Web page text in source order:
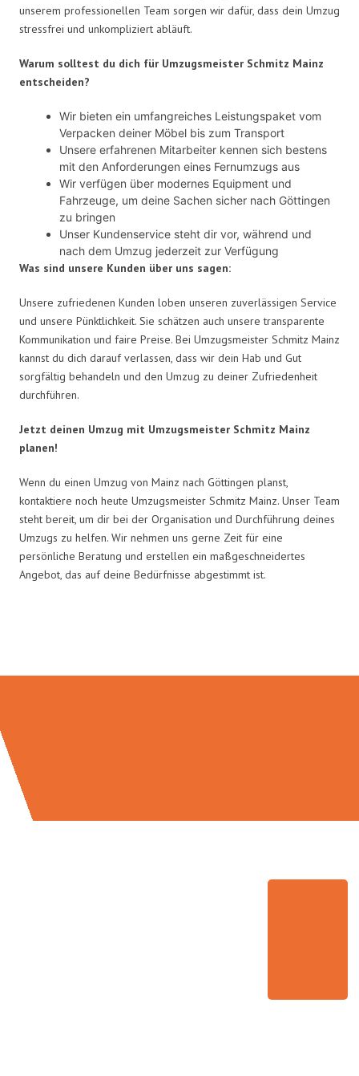
unserem professionellen Team sorgen wir dafür, dass dein Umzug
stressfrei und unkompliziert abläuft.
Warum solltest du dich für Umzugsmeister Schmitz Mainz
entscheiden?
Wir bieten ein umfangreiches Leistungspaket vom
Verpacken deiner Möbel bis zum Transport
Unsere erfahrenen Mitarbeiter kennen sich bestens
mit den Anforderungen eines Fernumzugs aus
Wir verfügen über modernes Equipment und
Fahrzeuge, um deine Sachen sicher nach Göttingen
zu bringen
Unser Kundenservice steht dir vor, während und
nach dem Umzug jederzeit zur Verfügung
Was sind unsere Kunden über uns sagen:
Unsere zufriedenen Kunden loben unseren zuverlässigen Service
und unsere Pünktlichkeit. Sie schätzen auch unsere transparente
Kommunikation und faire Preise. Bei Umzugsmeister Schmitz Mainz
kannst du dich darauf verlassen, dass wir dein Hab und Gut
sorgfältig behandeln und den Umzug zu deiner Zufriedenheit
durchführen.
Jetzt deinen Umzug mit Umzugsmeister Schmitz Mainz
planen!
Wenn du einen Umzug von Mainz nach Göttingen planst,
kontaktiere noch heute Umzugsmeister Schmitz Mainz. Unser Team
steht bereit, um dir bei der Organisation und Durchführung deines
Umzugs zu helfen. Wir nehmen uns gerne Zeit für eine
persönliche Beratung und erstellen ein maßgeschneidertes
Angebot, das auf deine Bedürfnisse abgestimmt ist.